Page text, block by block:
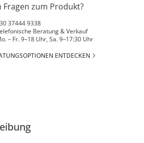
Fragen zum Produkt?
37444 9338
Beratung & Verkauf
– Fr. 9–18 Uhr, Sa. 9–17:30 Uhr
ENTDECKEN